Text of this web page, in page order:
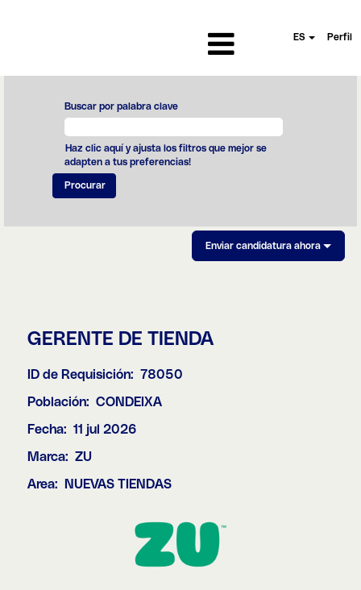
ES Perfil
Buscar por palabra clave
Haz clic aquí y ajusta los filtros que mejor se
adapten a tus preferencias!
Enviar candidatura ahora
GERENTE DE TIENDA
ID de Requisición: 78050
Población: CONDEIXA
Fecha: 11 jul 2026
Marca: ZU
Area: NUEVAS TIENDAS